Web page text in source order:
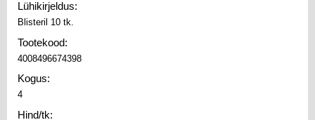
Lühikirjeldus:
Blisteril 10 tk.
Tootekood:
4008496674398
Kogus:
4
Hind/tk: